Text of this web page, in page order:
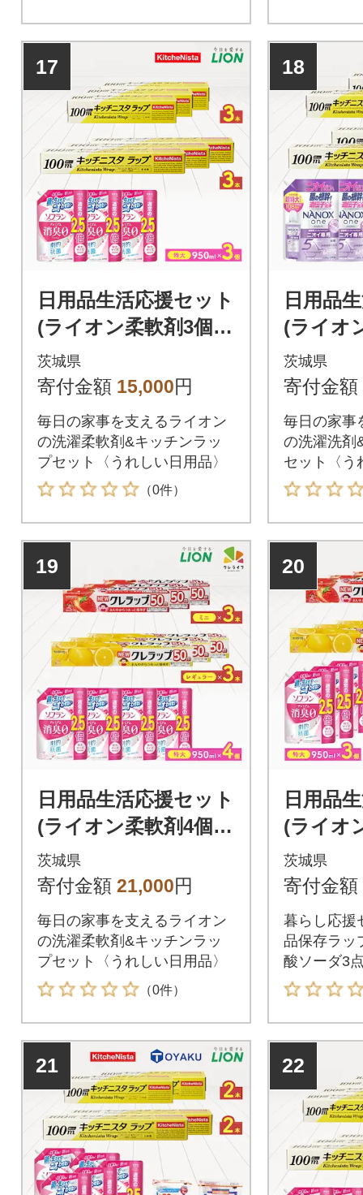
17
日用品生活応援セット
(ライオン柔軟剤3個・
キッチニスタラップ6
本)
茨城県
寄付金額 15,000円
毎日の家事を支えるライオン
の洗濯柔軟剤&キッチンラッ
プセット〈うれしい日用品〉
（0件）
18
日用品
(ライオ
ッチニ
本)
茨城県
寄付金額
毎日の家事
の洗濯洗剤
セット〈う
19
日用品生活応援セット
(ライオン柔軟剤4個・
クレラップ6本)
茨城県
寄付金額 21,000円
毎日の家事を支えるライオン
の洗濯柔軟剤&キッチンラッ
プセット〈うれしい日用品〉
（0件）
20
日用品
(ライオ
クレラ
キ炭酸
茨城県
寄付金額
暮らし応援
品保存ラッ
酸ソーダ3
21 22